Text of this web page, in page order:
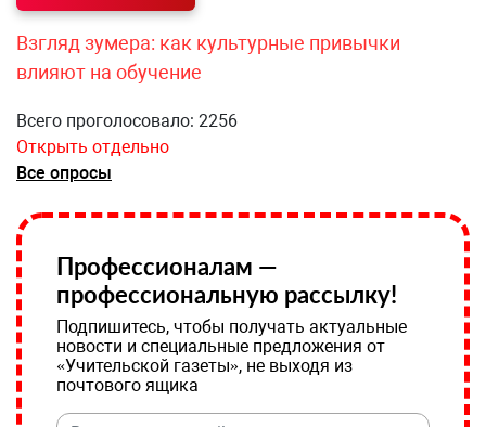
Взгляд зумера: как культурные привычки
влияют на обучение
Всего проголосовало: 2256
Открыть отдельно
Все опросы
Профессионалам —
профессиональную рассылку!
Подпишитесь, чтобы получать актуальные
новости и специальные предложения от
«Учительской газеты», не выходя из
почтового ящика